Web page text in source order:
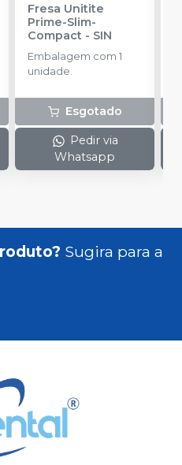
Fresa Unitite
Prime-Slim-
Compact- SIN
Embalagem com 1
unidade.
Esgotado
Pedir via
Whatsapp
Sugira para a